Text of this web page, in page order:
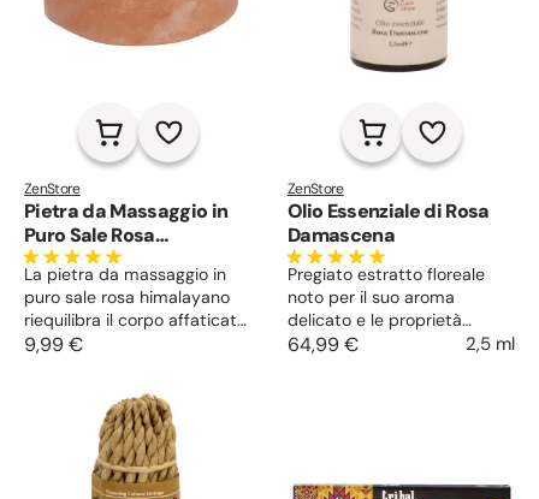
ZenStore
Pietra da Massaggio in
Puro Sale Rosa
Himalayano
La pietra da massaggio in
puro sale rosa himalayano
riequilibra il corpo affaticato
e in condizione di stress.
caldo e a freddo, andando a
sciogliere le tensioni
accumulate.
9,99 €
ZenStore
Olio Essenziale di Rosa
Damascena
Pregiato estratto floreale
noto per il suo aroma
delicato e le proprietà
rilassanti, riequilibranti e
64,99 € 2,5 ml